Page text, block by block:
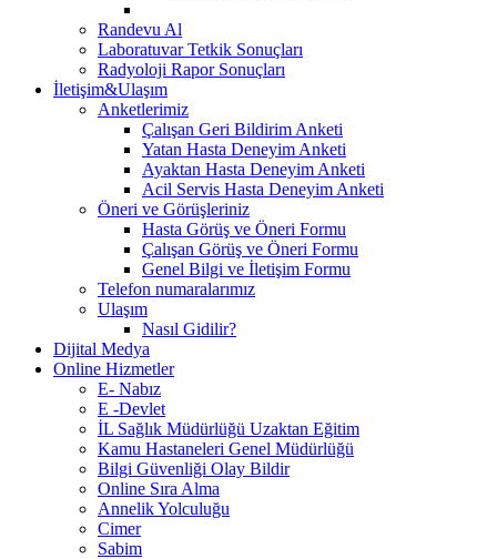
Randevu Al
Laboratuvar Tetkik Sonuçları
Radyoloji Rapor Sonuçları
İletişim&Ulaşım
Anketlerimiz
Çalışan Geri Bildirim Anketi
Yatan Hasta Deneyim Anketi
Ayaktan Hasta Deneyim Anketi
Acil Servis Hasta Deneyim Anketi
Öneri ve Görüşleriniz
Hasta Görüş ve Öneri Formu
Çalışan Görüş ve Öneri Formu
Genel Bilgi ve İletişim Formu
Telefon numaralarımız
Ulaşım
Nasıl Gidilir?
Dijital Medya
Online Hizmetler
E- Nabız
E -Devlet
İL Sağlık Müdürlüğü Uzaktan Eğitim
Kamu Hastaneleri Genel Müdürlüğü
Bilgi Güvenliği Olay Bildir
Online Sıra Alma
Annelik Yolculuğu
Cimer
Sabim